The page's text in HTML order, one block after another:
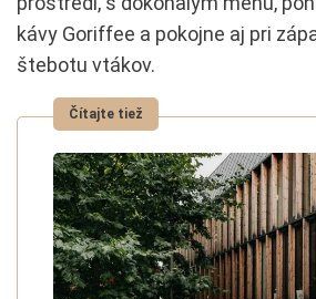
kávy Goriffee a pokojne aj pri
štebotu vtákov.